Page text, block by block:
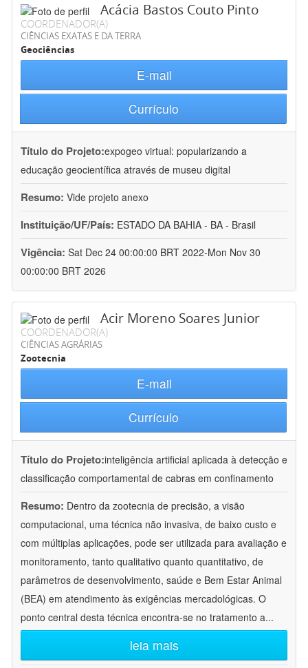
Acácia Bastos Couto Pinto
COORDENADOR(A)
CIÊNCIAS EXATAS E DA TERRA
Geociências
E-mail
Currículo
Título do Projeto:expogeo virtual: popularizando a
educação geocientífica através de museu digital
Resumo: Vide projeto anexo
Instituição/UF/País: ESTADO DA BAHIA - BA - Brasil
Vigência: Sat Dec 24 00:00:00 BRT 2022-Mon Nov 30
00:00:00 BRT 2026
Acir Moreno Soares Junior
COORDENADOR(A)
CIÊNCIAS AGRÁRIAS
Zootecnia
E-mail
Currículo
Título do Projeto:inteligência artificial aplicada à detecção e
classificação comportamental de cabras em confinamento
Resumo: Dentro da zootecnia de precisão, a visão
computacional, uma técnica não invasiva, de baixo custo e
com múltiplas aplicações, pode ser utilizada para avaliação e
monitoramento, tanto qualitativo quanto quantitativo, de
parâmetros de desenvolvimento, saúde e Bem Estar Animal
(BEA) em atendimento às exigências mercadológicas. O
ponto central desta técnica encontra-se no tratamento a...
leia mais